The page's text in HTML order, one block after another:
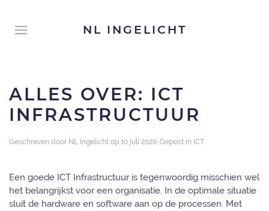
NL INGELICHT
ALLES OVER: ICT
INFRASTRUCTUUR
Geschreven door NL Ingelicht op 10 juli 2020. Gepost in ICT.
Een goede ICT Infrastructuur is tegenwoordig misschien wel
het belangrijkst voor een organisatie. In de optimale situatie
sluit de hardware en software aan op de processen. Met